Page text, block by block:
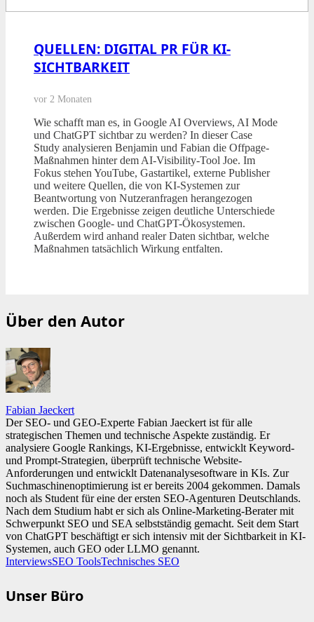
QUELLEN: DIGITAL PR FÜR KI-
SICHTBARKEIT
vor 2 Monaten
Wie schafft man es, in Google AI Overviews, AI Mode
und ChatGPT sichtbar zu werden? In dieser Case
Study analysieren Benjamin und Fabian die Offpage-
Maßnahmen hinter dem AI-Visibility-Tool Joe. Im
Fokus stehen YouTube, Gastartikel, externe Publisher
und weitere Quellen, die von KI-Systemen zur
Beantwortung von Nutzeranfragen herangezogen
werden. Die Ergebnisse zeigen deutliche Unterschiede
zwischen Google- und ChatGPT-Ökosystemen.
Außerdem wird anhand realer Daten sichtbar, welche
Maßnahmen tatsächlich Wirkung entfalten.
Über den Autor
Fabian Jaeckert
Der SEO- und GEO-Experte Fabian Jaeckert ist für alle
strategischen Themen und technische Aspekte zuständig. Er
analysiere Google Rankings, KI-Ergebnisse, entwicklt Keyword-
und Prompt-Strategien, überprüft technische Website-
Anforderungen und entwicklt Datenanalysesoftware in KIs. Zur
Suchmaschinenoptimierung ist er bereits 2004 gekommen. Damals
noch als Student für eine der ersten SEO-Agenturen Deutschlands.
Nach dem Studium habt er sich als Online-Marketing-Berater mit
Schwerpunkt SEO und SEA selbstständig gemacht. Seit dem Start
von ChatGPT beschäftigt er sich intensiv mit der Sichtbarkeit in KI-
Systemen, auch GEO oder LLMO genannt.
InterviewsSEO ToolsTechnisches SEO
Unser Büro